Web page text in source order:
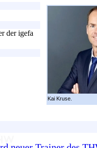
der igefa
Kai Kruse.